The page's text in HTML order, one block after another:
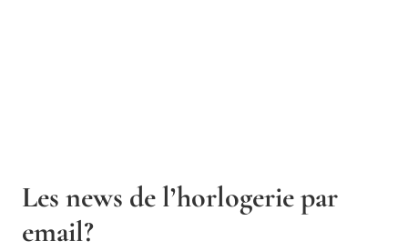
Les news de l’horlogerie par
email?